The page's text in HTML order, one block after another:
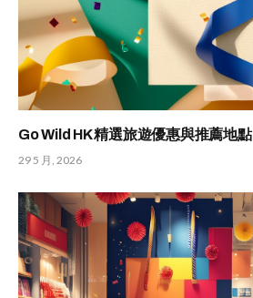
Go Wild HK 精選旅遊優惠與推薦地點
29 5 月, 2026